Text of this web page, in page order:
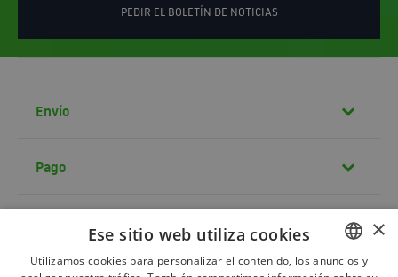
PEDIR EL BOLETÍN DE NOTICIAS
Envío
Pago
×
Ese sitio web utiliza cookies
Utilizamos cookies para personalizar el contenido, los anuncios y